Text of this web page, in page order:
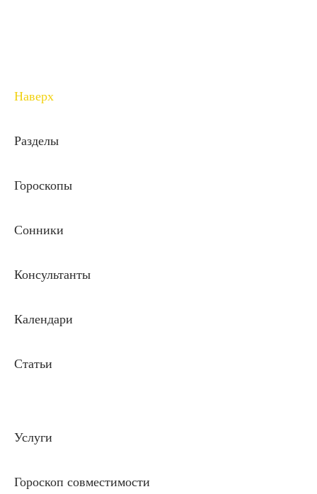
Наверх
Разделы
Гороскопы
Сонники
Консультанты
Календари
Статьи
Услуги
Гороскоп совместимости